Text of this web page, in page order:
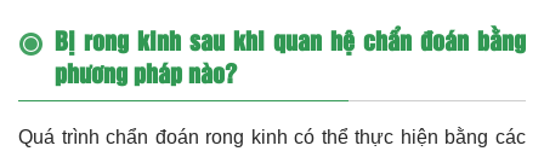
Bị rong kinh sau khi quan hệ chẩn đoán bằng
phương pháp nào?
Quá trình chẩn đoán rong kinh có thể thực hiện bằng các